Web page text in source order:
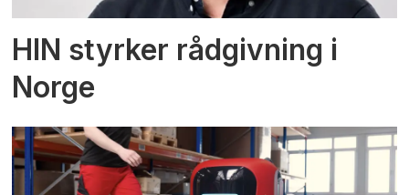
HIN styrker rådgivning i
Norge